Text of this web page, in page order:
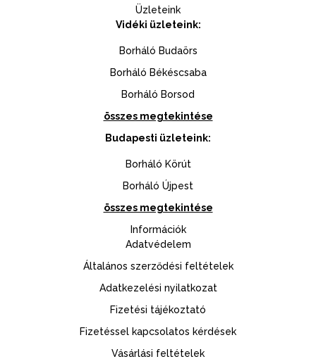
Üzleteink
Vidéki üzleteink:
Borháló Budaörs
Borháló Békéscsaba
Borháló Borsod
összes megtekintése
Budapesti üzleteink:
Borháló Körút
Borháló Újpest
összes megtekintése
Információk
Adatvédelem
Általános szerződési feltételek
Adatkezelési nyilatkozat
Fizetési tájékoztató
Fizetéssel kapcsolatos kérdések
Vásárlási feltételek